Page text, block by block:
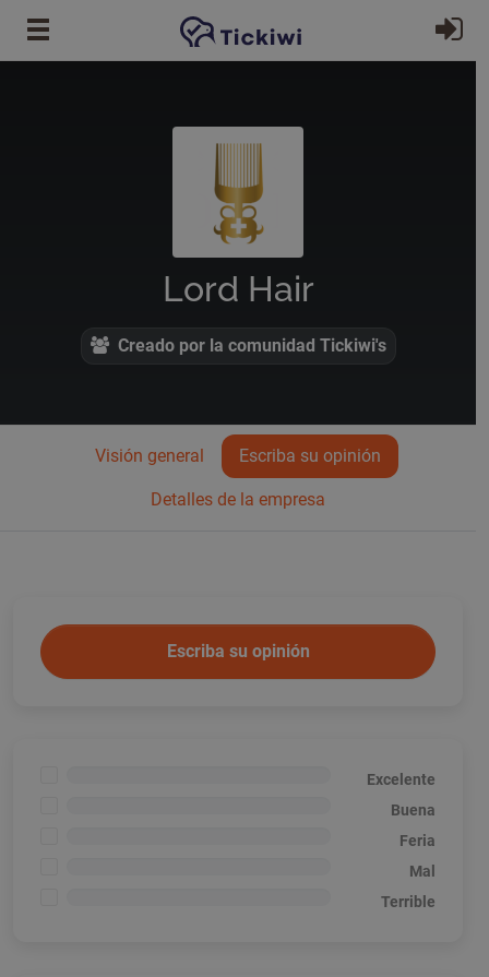
Lord Hair
Creado por la comunidad Tickiwi's
Visión general Escriba su opinión
Detalles de la empresa
Escriba su opinión
Excelente
Buena
Feria
Mal
Terrible